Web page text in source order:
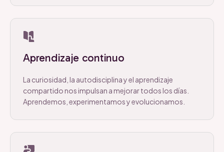
Aprendizaje continuo
La curiosidad, la autodisciplina y el aprendizaje
compartido nos impulsan a mejorar todos los días.
Aprendemos, experimentamos y evolucionamos.